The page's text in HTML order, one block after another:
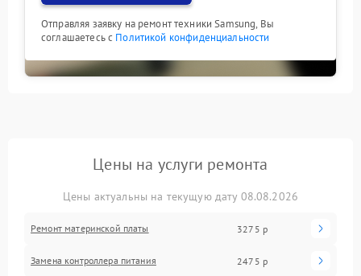
Отправляя заявку на ремонт техники Samsung, Вы
соглашаетесь с Политикой конфиденциальности
Цены на услуги ремонта
Цены актуальны на текущую дату 08.08.2026
Ремонт материнской платы 3275 р
Замена контроллера питания 2475 р